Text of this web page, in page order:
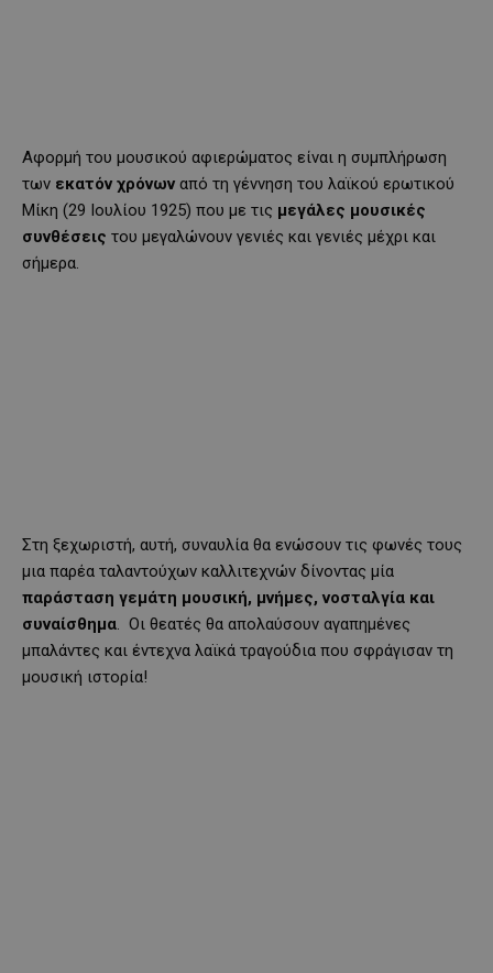
Αφορμή του μουσικού αφιερώματος είναι η συμπλήρωση
των εκατόν χρόνων από τη γέννηση του λαϊκού ερωτικού
Μίκη (29 Ιουλίου 1925) που με τις μεγάλες μουσικές
συνθέσεις του μεγαλώνουν γενιές και γενιές μέχρι και
σήμερα.
Στη ξεχωριστή, αυτή, συναυλία θα ενώσουν τις φωνές τους
μια παρέα ταλαντούχων καλλιτεχνών δίνοντας μία
παράσταση γεμάτη μουσική, μνήμες, νοσταλγία και
συναίσθημα. Οι θεατές θα απολαύσουν αγαπημένες
μπαλάντες και έντεχνα λαϊκά τραγούδια που σφράγισαν τη
μουσική ιστορία!